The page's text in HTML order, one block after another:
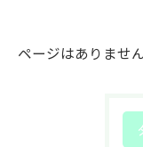
ページはありませ